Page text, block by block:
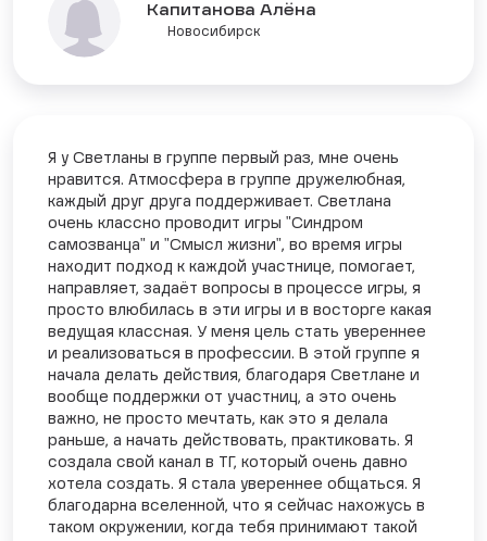
Капитанова Алёна
Новосибирск
Я у Светланы в группе первый раз, мне очень
нравится. Атмосфера в группе дружелюбная,
каждый друг друга поддерживает. Светлана
очень классно проводит игры "Синдром
самозванца" и "Смысл жизни", во время игры
находит подход к каждой участнице, помогает,
направляет, задаёт вопросы в процессе игры, я
просто влюбилась в эти игры и в восторге какая
ведущая классная. У меня цель стать увереннее
и реализоваться в профессии. В этой группе я
начала делать действия, благодаря Светлане и
вообще поддержки от участниц, а это очень
важно, не просто мечтать, как это я делала
раньше, а начать действовать, практиковать. Я
создала свой канал в ТГ, который очень давно
хотела создать. Я стала увереннее общаться. Я
благодарна вселенной, что я сейчас нахожусь в
таком окружении, когда тебя принимают такой